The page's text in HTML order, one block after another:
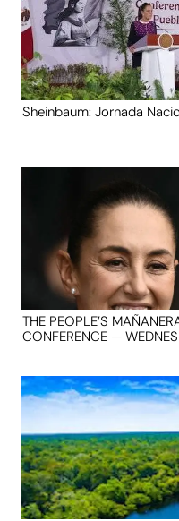
Sheinbaum: Jornada
THE PEOPLE’S
CONFERENCE —